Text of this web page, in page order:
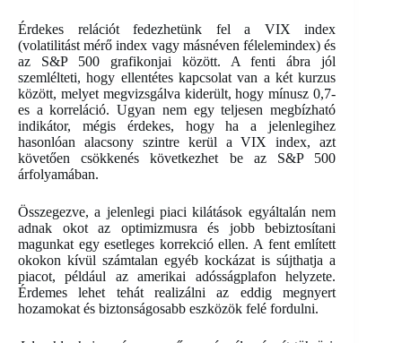
Érdekes relációt fedezhetünk fel a VIX index
(volatilitást mérő index vagy másnéven félelemindex) és
az S&P 500 grafikonjai között. A fenti ábra jól
szemlélteti, hogy ellentétes kapcsolat van a két kurzus
között, melyet megvizsgálva kiderült, hogy mínusz 0,7-
es a korreláció. Ugyan nem egy teljesen megbízható
indikátor, mégis érdekes, hogy ha a jelenlegihez
hasonlóan alacsony szintre kerül a VIX index, azt
követően csökkenés következhet be az S&P 500
árfolyamában.
Összegezve, a jelenlegi piaci kilátások egyáltalán nem
adnak okot az optimizmusra és jobb bebiztosítani
magunkat egy esetleges korrekció ellen. A fent említett
okokon kívül számtalan egyéb kockázat is sújthatja a
piacot, például az amerikai adósságplafon helyzete.
Érdemes lehet tehát realizálni az eddig megnyert
hozamokat és biztonságosabb eszközök felé fordulni.